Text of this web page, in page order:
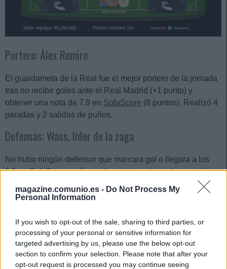
magazine.comunio.es - Do Not Process My
Personal Information
If you wish to opt-out of the sale, sharing to third parties, or
processing of your personal or sensitive information for
targeted advertising by us, please use the below opt-out
section to confirm your selection. Please note that after your
opt-out request is processed you may continue seeing
Portero: Álex Remiro
El guardameta de la Real fue el mejor portero de la jornada
tras no recibir goles ante el Real Madrid (+1 punto) y
obtener una nota de 7.9 en SofaScore (8 puntos). Realizó 4
paradas y 2 salidas de puños.
Defensas: Wass, líder de la zaga
No hubo ningún defensor que marcara gol o llegara a los
8.0 en SofaScore, así que el mejor jugador en la posición de
la jornada fue Daniel Wass con 9 puntos. El danés dio una
asistencia (+1 punto) y consiguió un 7.9 en SofaScore (8
en el mejor equipo de la semana.
Hubo hasta cinco defensas que alcanzaron los 8 puntos en
la jornada: Aritz Elustondo, Sergio Ramos, Dani Carvajal,
Marc Bartra y Emerson de Souza. Los dos jugadores más